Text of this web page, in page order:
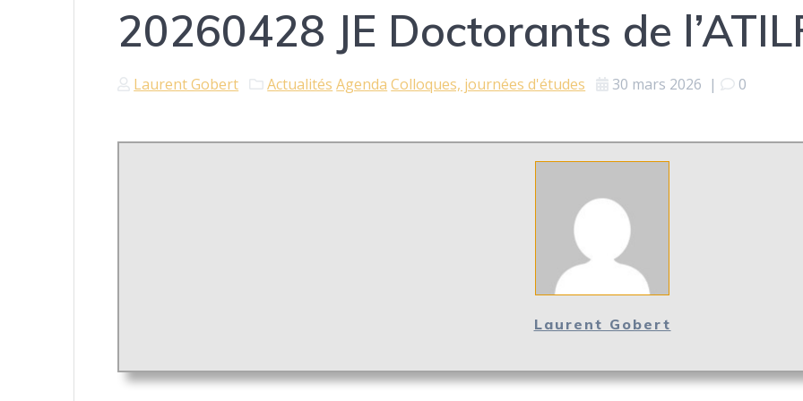
20260428 JE Doctorants de
Laurent Gobert Actualités Agenda Colloques, journées d'études 30 mars 2026 | 0
Laurent Gobert